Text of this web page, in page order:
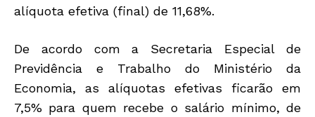
alíquota efetiva (final) de 11,68%.
De acordo com a Secretaria Especial de
Previdência e Trabalho do Ministério da
Economia, as alíquotas efetivas ficarão em
7,5% para quem recebe o salário mínimo, de